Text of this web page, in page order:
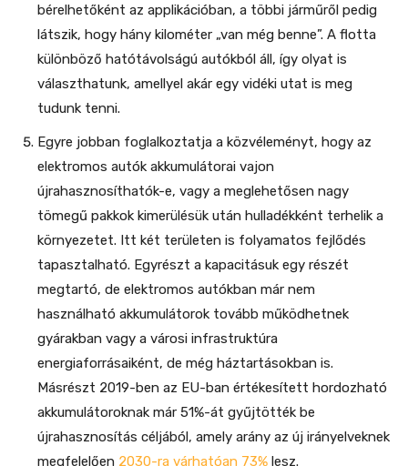
bérelhetőként az applikációban, a többi járműről pedig
látszik, hogy hány kilométer „van még benne”. A flotta
különböző hatótávolságú autókból áll, így olyat is
választhatunk, amellyel akár egy vidéki utat is meg
tudunk tenni.
Egyre jobban foglalkoztatja a közvéleményt, hogy az
elektromos autók akkumulátorai vajon
újrahasznosíthatók-e, vagy a meglehetősen nagy
tömegű pakkok kimerülésük után hulladékként terhelik a
környezetet. Itt két területen is folyamatos fejlődés
tapasztalható. Egyrészt a kapacitásuk egy részét
megtartó, de elektromos autókban már nem
használható akkumulátorok tovább működhetnek
gyárakban vagy a városi infrastruktúra
energiaforrásaiként, de még háztartásokban is.
Másrészt 2019-ben az EU-ban értékesített hordozható
akkumulátoroknak már 51%-át gyűjtötték be
újrahasznosítás céljából, amely arány az új irányelveknek
megfelelően 2030-ra várhatóan 73% lesz.